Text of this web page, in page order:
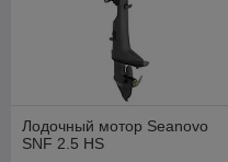
Лодочный мотор Seanovo
SNF 2.5 HS